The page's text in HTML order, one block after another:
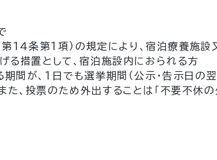
１４条第１項）の規定により、宿泊療養施
る措置として、宿泊施設内におられる方
間が、１日でも選挙期間（公示・告示日
、投票のため外出することは「不要不休